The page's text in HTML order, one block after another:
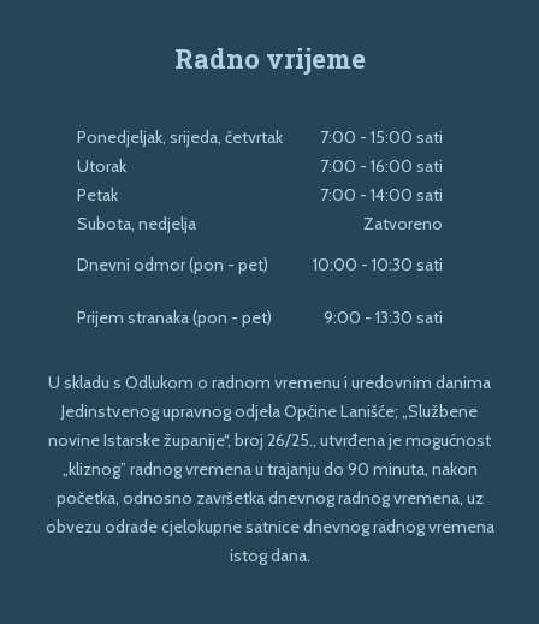
Radno vrijeme
Ponedjeljak, srijeda, četvrtak
7:00 - 15:00 sati
Utorak
7:00 - 16:00 sati
Petak
7:00 - 14:00 sati
Subota, nedjelja
Zatvoreno
Dnevni odmor (pon - pet)
10:00 - 10:30 sati
Prijem stranaka (pon - pet) 9:00 - 13:30 sati
U skladu s Odlukom o radnom vremenu i uredovnim danima
Jedinstvenog upravnog odjela Općine Lanišće; „Službene
novine Istarske županije“, broj 26/25., utvrđena je mogućnost
„kliznog” radnog vremena u trajanju do 90 minuta, nakon
početka, odnosno završetka dnevnog radnog vremena, uz
obvezu odrade cjelokupne satnice dnevnog radnog vremena
istog dana.